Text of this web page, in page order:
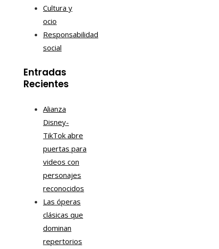
Cultura y
ocio
Responsabilidad
social
Entradas
Recientes
Alianza
Disney-
TikTok abre
puertas para
videos con
personajes
reconocidos
Las óperas
clásicas que
dominan
repertorios